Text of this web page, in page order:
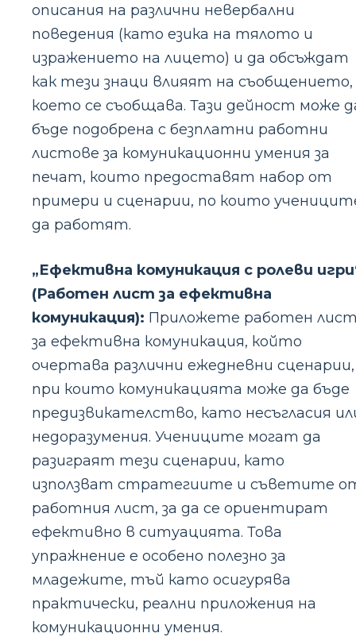
описания на различни невербални
поведения (като езика на тялото и
изражението на лицето) и да обсъждат
как тези знаци влияят на съобщението,
което се съобщава. Тази дейност може
бъде подобрена с безплатни работни
листове за комуникационни умения за
печат, които предоставят набор от
примери и сценарии, по които
да работят.
„Ефективна комуникация с ролеви
(Работен лист за ефективна
комуникация): Приложете работен
за ефективна комуникация, който
очертава различни ежедневни сценарии,
при които комуникацията може да бъде
предизвикателство, като несъгласия
недоразумения. Учениците могат да
разиграят тези сценарии, като
използват стратегиите и съветите
работния лист, за да се ориентират
ефективно в ситуацията. Това
упражнение е особено полезно за
младежите, тъй като осигурява
практически, реални приложения на
комуникационни умения.